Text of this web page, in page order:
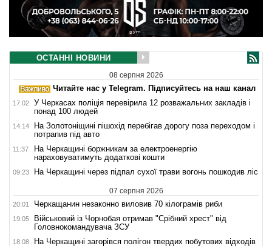
ОСТАННІ НОВИНИ
08 серпня 2026
Читайте нас у Telegram. Підписуйтесь на наш канал
17:02
У Черкасах поліція перевірила 12 розважальних закладів і
понад 100 людей
14:14
На Золотоніщині пішохід перебігав дорогу поза переходом і
потрапив під авто
11:37
На Черкащині боржникам за електроенергію
нараховуватимуть додаткові кошти
09:23 На Черкащині через підпал сухої трави вогонь пошкодив ліс
07 серпня 2026
20:01 Черкащанин незаконно виловив 70 кілограмів риби
19:05
Військовий із Чорнобая отримав "Срібний хрест" від
Головнокомандувача ЗСУ
18:08 На Черкащині загорівся полігон твердих побутових відходів